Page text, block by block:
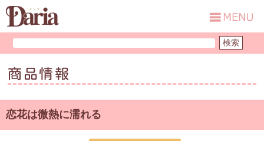
商品情報
恋花は微熱に濡れる